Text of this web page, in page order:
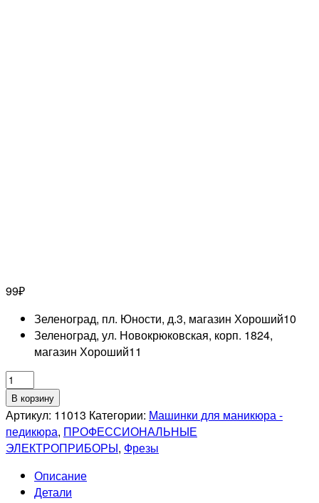
99₽
Зеленоград, пл. Юности, д.3, магазин Хороший10
Зеленоград, ул. Новокрюковская, корп. 1824,
магазин Хороший11
Количество
товара
Фреза
алмазная
806
524
023
В корзину
Артикул: 11013 Категории: Машинки для маникюра -
педикюра, ПРОФЕССИОНАЛЬНЫЕ
ЭЛЕКТРОПРИБОРЫ, Фрезы
Описание
Детали